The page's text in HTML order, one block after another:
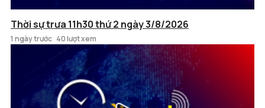
Thời sự trưa 11h30 thứ 2 ngày 3/8/2026
1 ngày trước 40 lượt xem